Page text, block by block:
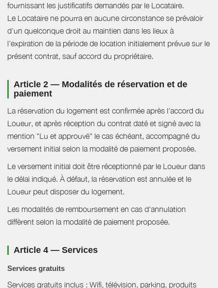
fournissant les justificatifs demandés par le Locataire.
Le Locataire ne pourra en aucune circonstance se prévaloir
d’un quelconque droit au maintien dans les lieux à
l’expiration de la période de location initialement prévue sur le
présent contrat, sauf accord du propriétaire.
Article 2 — Modalités de réservation et de
paiement
La réservation du logement est confirmée après l'accord du
Loueur, et après réception du contrat daté et signé avec la
mention "Lu et approuvé" le cas échéant, accompagné du
versement initial selon la modalité de paiement proposée.
Le versement initial doit être réceptionné par le Loueur dans
le délai indiqué. À défaut, la réservation est annulée et le
Loueur peut disposer du logement.
Les modalités de remboursement en cas d'annulation
diffèrent selon la modalité de paiement proposée.
Article 4 — Services
Services gratuits
Services gratuits inclus : Wifi, télévision, parking, produits